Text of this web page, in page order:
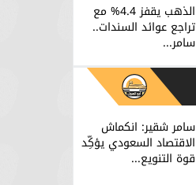
الذهب يقفز 4.4% مع
تراجع عوائد السندات..
سامر...
سامر شقير: انكماش
الاقتصاد السعودي يؤكِّد
قوة التنويع...